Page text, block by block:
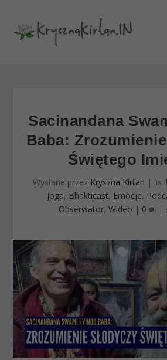
Sacinandana
Baba:
Świętego
Wysłane przez Kryszna Kirtan | lis
joga, Bhakticast, Emocje,
Obserwator, Wideo | 0 |